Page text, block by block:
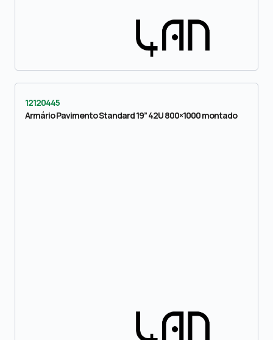
12120445
Armário Pavimento Standard 19” 42U 800×1000 montado